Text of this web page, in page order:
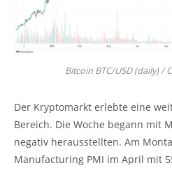
Bitcoin BTC/USD (daily) /
Der Kryptomarkt erlebte eine
Bereich. Die Woche begann mit
negativ herausstellten. Am
Manufacturing PMI im April mit